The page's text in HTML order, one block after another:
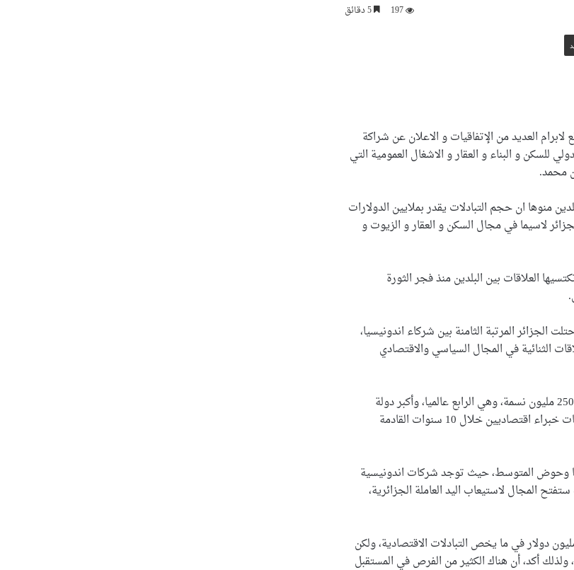
197 5 دقائق
لابرام العديد من الإتفاقيات و الاعلان عن شراكة
وذلك خلال الطبعة ال19 للصالون الدولي للسكن و البناء و العقار و الاشغال العمومية التي
منوها ان حجم التبادلات يقدر بملايين الدولارات
لاسيما في مجال السكن و العقار و الزيوت و
العلاقات بين البلدين منذ فجر الثورة
المرتبة الثامنة بين شركاء اندونيسيا،
الثنائية في المجال السياسي والاقتصادي
و تعتبر إندونيسيا دولة مهمّة، نظرا لعوامل محدّدة، كعدد السكان البالغ 250 مليون نسمة، وهي الرابع عالميا، وأكبر دولة
إسلامية من حيث عدد السكان، واقتصادها هو 16 عالمياً، وحسب توقعات خبراء اقتصاديين خلال 10 سنوات القادمة
وحوض المتوسط، حيث توجد شركات اندونيسية
المجال لاستيعاب اليد العاملة الجزائرية،
فقد تم خلال سنة 2019، تسجيل ما بين 200 مليون إلى 300 مليون دولار في ما يخص التبادلات الاقتصادية، ولكن
ولذلك أكد، أن هناك الكثير من الفرص في المستقبل
وهران: أوشان يشدد على تحسين
الوضع البيئي وينهي مهام
والي تلمسان يتابع انطلاق مشروع
السكنات الوظيفية بالعريشة